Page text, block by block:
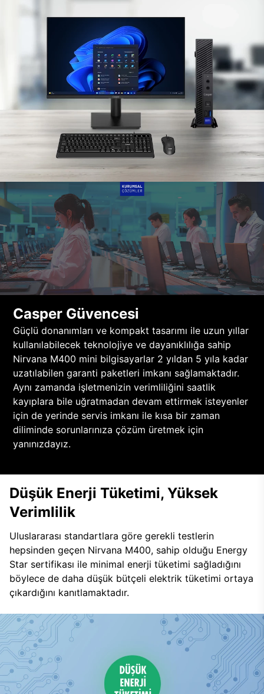
Casper Güvencesi
Güçlü donanımları ve kompakt tasarımı ile uzun yıllar
kullanılabilecek teknolojiye ve dayanıklılığa sahip
Nirvana M400 mini bilgisayarlar 2 yıldan 5 yıla kadar
uzatılabilen garanti paketleri imkanı sağlamaktadır.
Aynı zamanda işletmenizin verimliliğini saatlik
kayıplara bile uğratmadan devam ettirmek isteyenler
için de yerinde servis imkanı ile kısa bir zaman
diliminde sorunlarınıza çözüm üretmek için
yanınızdayız.
Düşük Enerji Tüketimi, Yüksek
Verimlilik
Uluslararası standartlara göre gerekli testlerin
hepsinden geçen Nirvana M400, sahip olduğu Energy
Star sertifikası ile minimal enerji tüketimi sağladığını
böylece de daha düşük bütçeli elektrik tüketimi ortaya
çıkardığını kanıtlamaktadır.